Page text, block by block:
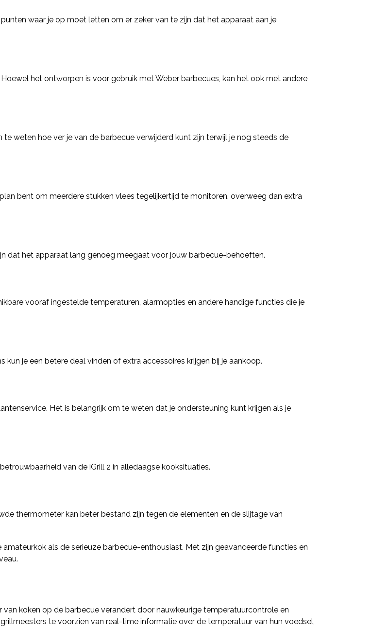
waar je op moet letten om er zeker van te zijn dat het apparaat aan je
het ontworpen is voor gebruik met Weber barbecues, kan het ook met andere
weten hoe ver je van de barbecue verwijderd kunt zijn terwijl je nog steeds de
bent om meerdere stukken vlees tegelijkertijd te monitoren, overweeg dan extra
dat het apparaat lang genoeg meegaat voor jouw barbecue-behoeften.
vooraf ingestelde temperaturen, alarmopties en andere handige functies die je
je een betere deal vinden of extra accessoires krijgen bij je aankoop.
Het is belangrijk om te weten dat je ondersteuning kunt krijgen als je
van de iGrill 2 in alledaagse kooksituaties.
thermometer kan beter bestand zijn tegen de elementen en de slijtage van
als de serieuze barbecue-enthousiast. Met zijn geavanceerde functies en
koken op de barbecue verandert door nauwkeurige temperatuurcontrole en
te voorzien van real-time informatie over de temperatuur van hun voedsel,